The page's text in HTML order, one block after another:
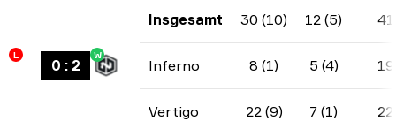
L
0 : 2
W
Insgesamt 30 (10) 12 (5) 41
Inferno 8 (1) 5 (4) 19
Vertigo 22 (9) 7 (1) 22